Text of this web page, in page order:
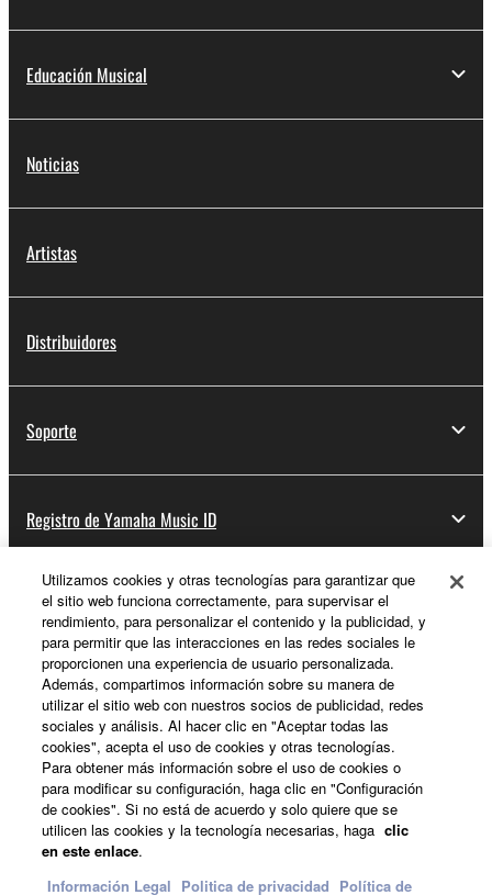
Educación Musical
Noticias
Artistas
Distribuidores
Soporte
Registro de Yamaha Music ID
Acerca de Yamaha
España - Spanish
Empresa
Utilizamos cookies y otras tecnologías para garantizar que
el sitio web funciona correctamente, para supervisar el
rendimiento, para personalizar el contenido y la publicidad, y
para permitir que las interacciones en las redes sociales le
proporcionen una experiencia de usuario personalizada.
Además, compartimos información sobre su manera de
utilizar el sitio web con nuestros socios de publicidad, redes
sociales y análisis. Al hacer clic en "Aceptar todas las
cookies", acepta el uso de cookies y otras tecnologías.
Para obtener más información sobre el uso de cookies o
para modificar su configuración, haga clic en "Configuración
de cookies". Si no está de acuerdo y solo quiere que se
utilicen las cookies y la tecnología necesarias, haga clic
en este enlace.
Información Legal Politica de privacidad Política de